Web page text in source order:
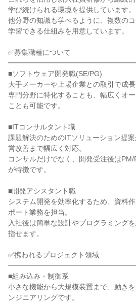
学び続けられる環境を提供しています。
他分野の知識も学べるように、複数の
学習できる仕組みを用意しています。
✅募集職種について
■ソフトウェア開発職(SE/PG)
大手メーカーや上場企業との取引で成長
専門分野に特化することも、幅広くオ
ことも可能です。
■ITコンサルタント職
課題解決のためのITソリューション提
営改善まで幅広く対応。
コンサルだけでなく、開発受注後は
が特徴です。
■開発アシスタント職
システム開発を効率化するため、資料
ポート業務を担当。
入社後は簡単な設計やプログラミング
指せます。
✅携われるプロジェクト領域
■組み込み・制御系
小さな機能から大規模装置まで、動き
ンジニアリングです。